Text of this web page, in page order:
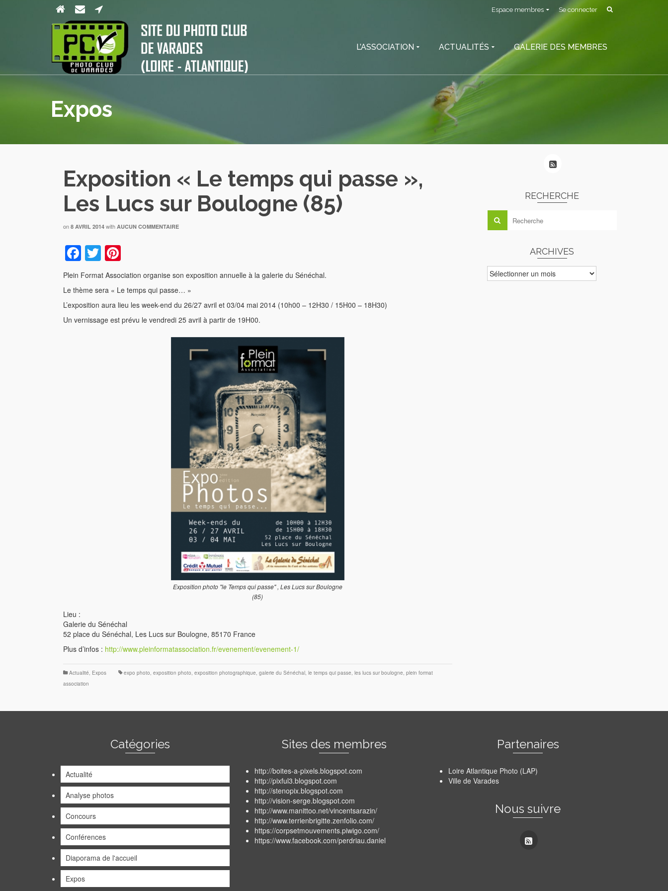
Espace membres Se connecter
L’ASSOCIATION ACTUALITÉS GALERIE DES MEMBRES
Expos
Exposition « Le temps qui passe »,
Les Lucs sur Boulogne (85)
on 8 AVRIL 2014 with AUCUN COMMENTAIRE
Facebook
Twitter
Plein Format Association organise son exposition annuelle à la galerie du Sénéchal.
Le thème sera « Le temps qui passe… »
L’exposition aura lieu les week-end du 26/27 avril et 03/04 mai 2014 (10h00 – 12H30 / 15H00 – 18H30)
Un vernissage est prévu le vendredi 25 avril à partir de 19H00.
Exposition photo "le Temps qui passe" , Les Lucs sur Boulogne
(85)
Lieu :
Galerie du Sénéchal
52 place du Sénéchal, Les Lucs sur Boulogne, 85170 France
Plus d’infos : http://www.pleinformatassociation.fr/evenement/evenement-1/
Actualité, Expos expo photo, exposition photo, exposition photographique, galerie du Sénéchal, le temps qui passe, les lucs sur boulogne, plein format
association
RECHERCHE
ARCHIVES
ARCHIVES
Catégories
Actualité
Analyse photos
Concours
Conférences
Diaporama de l'accueil
Expos
Sites des membres
http://boites-a-pixels.blogspot.com
http://pixful3.blogspot.com
http://stenopix.blogspot.com
http://vision-serge.blogspot.com
http://www.manittoo.net/vincentsarazin/
http://www.terrienbrigitte.zenfolio.com/
https://corpsetmouvements.piwigo.com/
https://www.facebook.com/perdriau.daniel
Partenaires
Loire Atlantique Photo (LAP)
Ville de Varades
Nous suivre